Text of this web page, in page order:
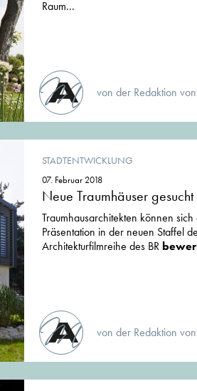
Raum...
von der Redaktion
STADTENTWICKLUNG
07. Februar 2018
Neue Traumhäuser gesucht
Traumhausarchitekten können
Präsentation in der neuen Staffel
Architekturfilmreihe des BR
von der Redaktion